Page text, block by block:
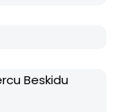
Beskidu